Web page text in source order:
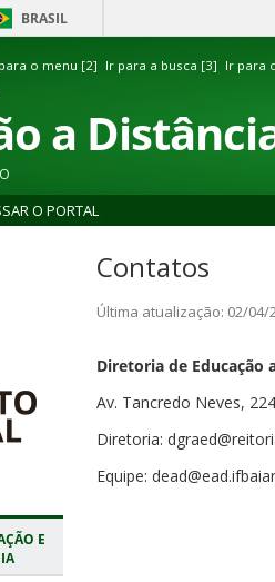
BRASIL
o menu [2] Ir para a busca [3] Ir para
a
O PORTAL
E
Contatos
Última atualização: 02/04/
Diretoria de Educação
Av. Tancredo Neves,
Diretoria:
Equipe: